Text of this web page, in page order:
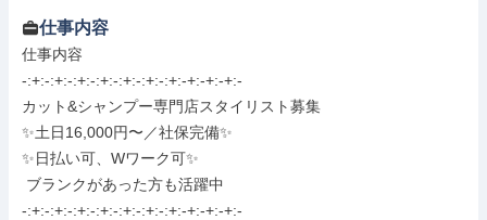
仕事内容
仕事内容
-:+:-:+:-:+:-:+:-:+:-:+:-:+:-+:-+:-+:-
カット&シャンプー専門店スタイリスト募集
✨土日16,000円〜／社保完備✨
✨日払い可、Wワーク可✨
-:+:-:+:-:+:-:+:-:+:-:+:-:+:-+:-+:-+:-